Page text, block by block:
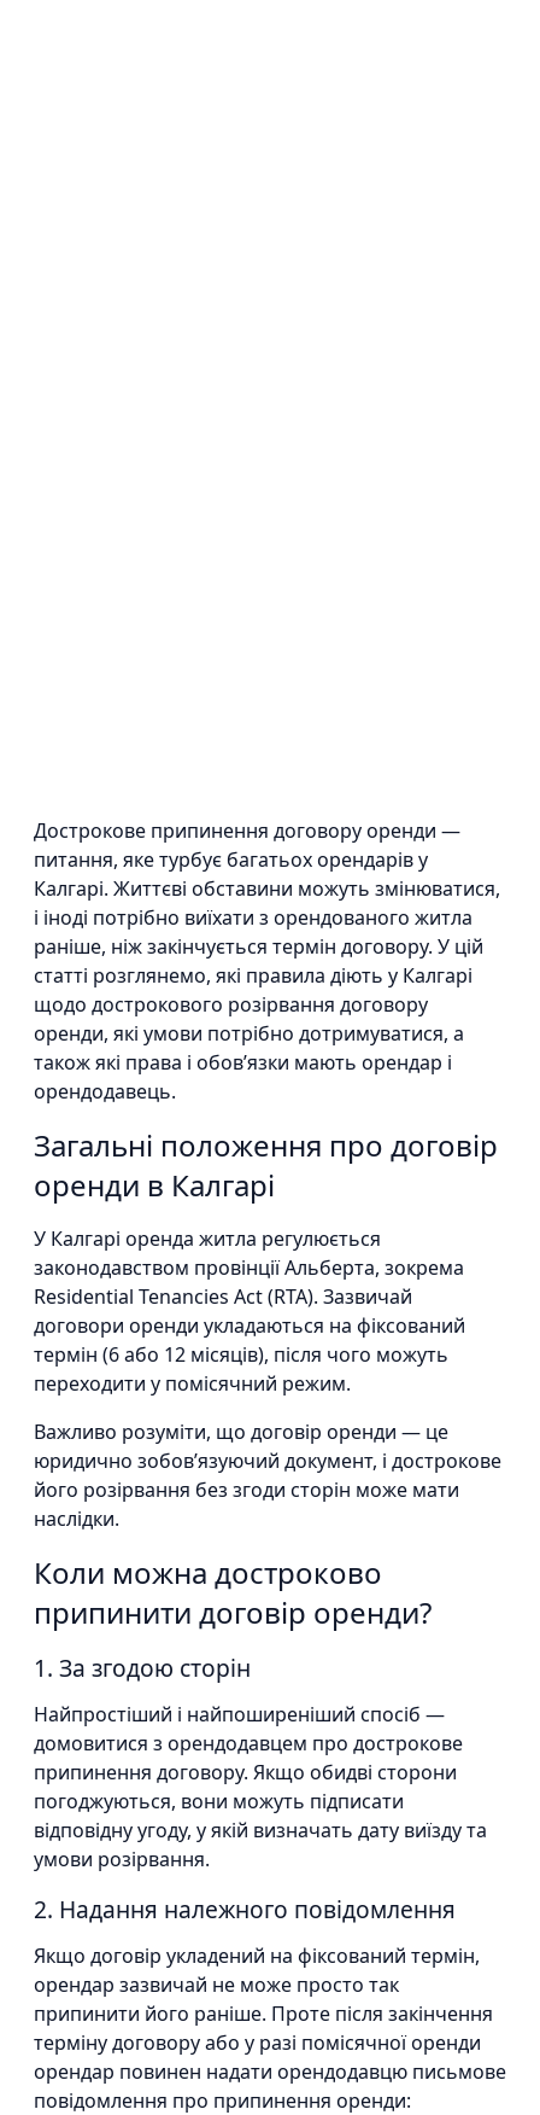
Дострокове припинення договору оренди —
питання, яке турбує багатьох орендарів у
Калгарі. Життєві обставини можуть змінюватися,
і іноді потрібно виїхати з орендованого житла
раніше, ніж закінчується термін договору. У цій
статті розглянемо, які правила діють у Калгарі
щодо дострокового розірвання договору
оренди, які умови потрібно дотримуватися, а
також які права і обов’язки мають орендар і
орендодавець.
Загальні положення про договір
оренди в Калгарі
У Калгарі оренда житла регулюється
законодавством провінції Альберта, зокрема
Residential Tenancies Act (RTA). Зазвичай
договори оренди укладаються на фіксований
термін (6 або 12 місяців), після чого можуть
переходити у помісячний режим.
Важливо розуміти, що договір оренди — це
юридично зобов’язуючий документ, і дострокове
його розірвання без згоди сторін може мати
наслідки.
Коли можна достроково
припинити договір оренди?
1. За згодою сторін
Найпростіший і найпоширеніший спосіб —
домовитися з орендодавцем про дострокове
припинення договору. Якщо обидві сторони
погоджуються, вони можуть підписати
відповідну угоду, у якій визначать дату виїзду та
умови розірвання.
2. Надання належного повідомлення
Якщо договір укладений на фіксований термін,
орендар зазвичай не може просто так
припинити його раніше. Проте після закінчення
терміну договору або у разі помісячної оренди
орендар повинен надати орендодавцю письмове
повідомлення про припинення оренди: